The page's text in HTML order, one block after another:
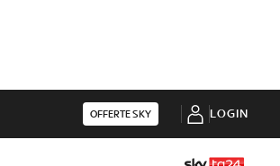
OFFERTE SKY LOGIN